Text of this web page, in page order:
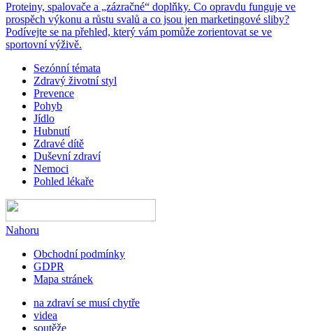
Proteiny, spalovače a „zázračné“ doplňky. Co opravdu funguje ve
prospěch výkonu a růstu svalů a co jsou jen marketingové sliby?
Podívejte se na přehled, který vám pomůže zorientovat se ve
sportovní výživě.
Sezónní témata
Zdravý životní styl
Prevence
Pohyb
Jídlo
Hubnutí
Zdravé dítě
Duševní zdraví
Nemoci
Pohled lékaře
Nahoru
Obchodní podmínky
GDPR
Mapa stránek
na zdraví se musí chytře
videa
soutěže